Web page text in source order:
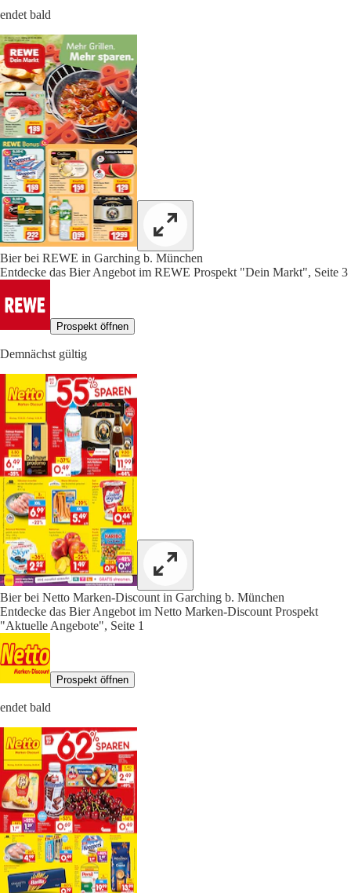
endet bald
Bier bei REWE in Garching b. München
Entdecke das Bier Angebot im REWE Prospekt "Dein Markt", Seite 3
Prospekt öffnen
Demnächst gültig
Bier bei Netto Marken-Discount in Garching b. München
Entdecke das Bier Angebot im Netto Marken-Discount Prospekt
"Aktuelle Angebote", Seite 1
Prospekt öffnen
endet bald